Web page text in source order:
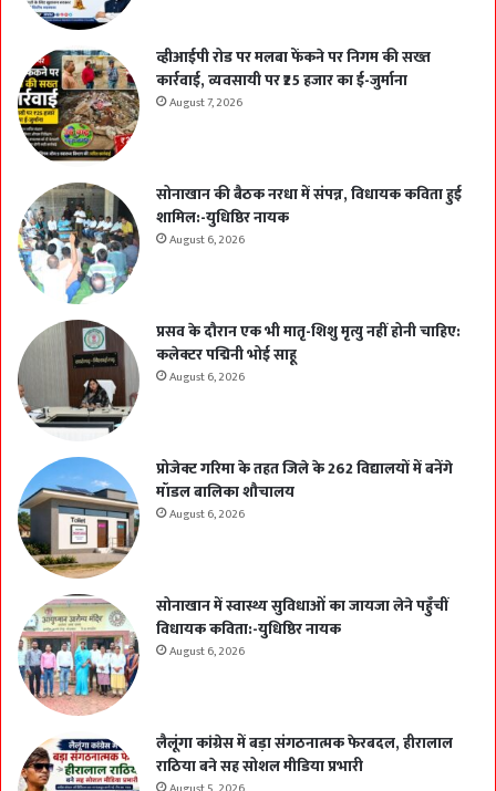
व्हीआईपी रोड पर मलबा फेंकने पर निगम की सख्त
कार्रवाई, व्यवसायी पर ₹25 हजार का ई-जुर्माना
August 7, 2026
सोनाखान की बैठक नरधा में संपन्न, विधायक कविता हुई
शामिल:-युधिष्ठिर नायक
August 6, 2026
प्रसव के दौरान एक भी मातृ-शिशु मृत्यु नहीं होनी चाहिए:
कलेक्टर पद्मिनी भोई साहू
August 6, 2026
प्रोजेक्ट गरिमा के तहत जिले के 262 विद्यालयों में बनेंगे
मॉडल बालिका शौचालय
August 6, 2026
सोनाखान में स्वास्थ्य सुविधाओं का जायजा लेने पहुँचीं
विधायक कविता:-युधिष्ठिर नायक
August 6, 2026
लैलूंगा कांग्रेस में बड़ा संगठनात्मक फेरबदल, हीरालाल
राठिया बने सह सोशल मीडिया प्रभारी